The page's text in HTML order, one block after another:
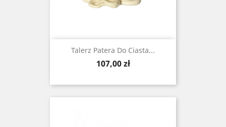
Talerz Patera Do Ciasta...
Cena
107,00 zł